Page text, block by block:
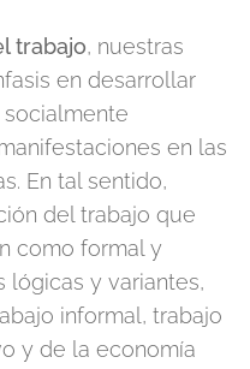
trabajo, nuestras
en desarrollar
en las
En tal sentido,
del trabajo que
como formal y
lógicas y variantes,
informal, trabajo
y de la economía